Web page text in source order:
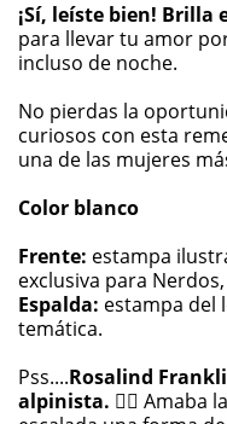
¡Sí, leíste bien! Brilla
para llevar tu amor
incluso de noche.
No pierdas la
curiosos con esta
una de las mujeres
Color blanco
Frente: estampa
exclusiva para
Espalda: estampa del
temática.
Pss....Rosalind
alpinista. 🧗‍♀️ Amaba